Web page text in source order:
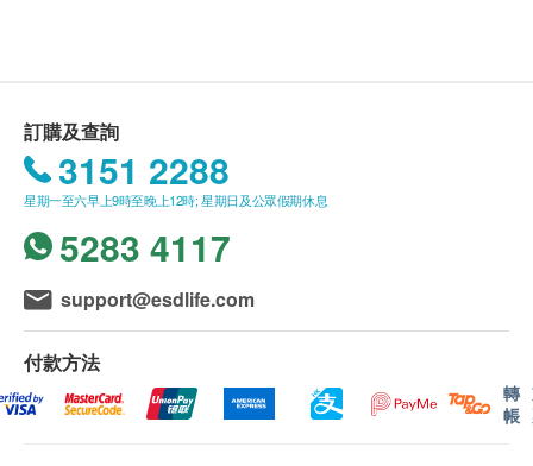
乾眼症問卷及病歷諮詢
了解乾眼症狀的頻率及程度，對生活及工作的影
響，以及其他相關眼睛與身體的健康狀況
屈光檢查
檢驗屈光不正，如近視、遠視、散光及老花度數，
評估現有光學矯正會否引起眼睛疲勞，增加乾眼症
風險
視力檢測
可享用檢查。
如有任何爭議，眼鏡88及 健康網購health.ESDlife
將保留最後決定權。
年齡：
未滿十六歲人士必須家長或監護人陪同出席檢查
十六歲至未滿十八歲人士若沒有家長或監護人陪同
出席檢查，家長或監護人須預先通知中心並提供聯
絡資料
訂購及查詢
3151 2288
星期一至六早上9時至晚上12時; 星期日及公眾假期休息
5283 4117
support@esdlife.com
付款方法
轉
帳